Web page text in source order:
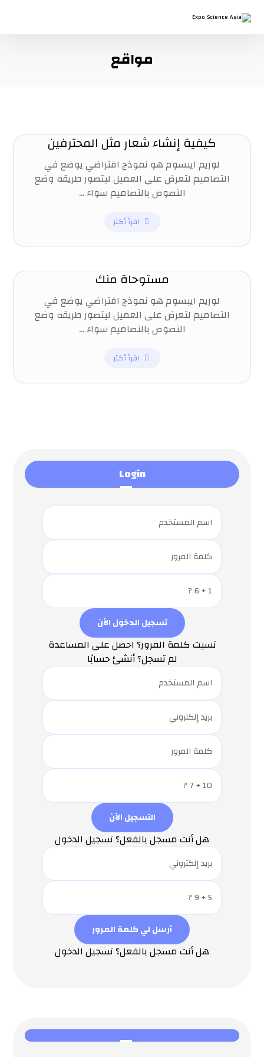
مواقع
كيفية إنشاء شعار مثل المحترفين
لوريم ايبسوم هو نموذج افتراضي يوضع في
التصاميم لتعرض على العميل ليتصور طريقه وضع
النصوص بالتصاميم سواء ...
اقرأ أكثر
مستوحاة منك
لوريم ايبسوم هو نموذج افتراضي يوضع في
التصاميم لتعرض على العميل ليتصور طريقه وضع
النصوص بالتصاميم سواء ...
اقرأ أكثر
Login
نسيت كلمة المرور؟ احصل على المساعدة
لم تسجل؟ أنشئ حسابًا
هل أنت مسجل بالفعل؟ تسجيل الدخول
هل أنت مسجل بالفعل؟ تسجيل الدخول